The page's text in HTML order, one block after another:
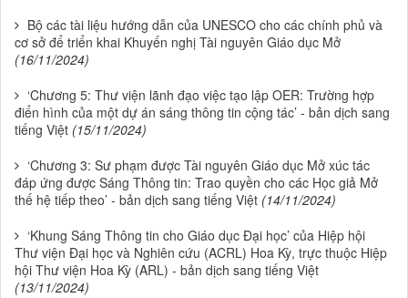
Bộ các tài liệu hướng dẫn của UNESCO cho các chính phủ và
cơ sở để triển khai Khuyến nghị Tài nguyên Giáo dục Mở
(16/11/2024)
‘Chương 5: Thư viện lãnh đạo việc tạo lập OER: Trường hợp
điển hình của một dự án sáng thông tin cộng tác’ - bản dịch sang
tiếng Việt (15/11/2024)
‘Chương 3: Sư phạm được Tài nguyên Giáo dục Mở xúc tác
đáp ứng được Sáng Thông tin: Trao quyền cho các Học giả Mở
thế hệ tiếp theo’ - bản dịch sang tiếng Việt (14/11/2024)
‘Khung Sáng Thông tin cho Giáo dục Đại học’ của Hiệp hội
Thư viện Đại học và Nghiên cứu (ACRL) Hoa Kỳ, trực thuộc Hiệp
hội Thư viện Hoa Kỳ (ARL) - bản dịch sang tiếng Việt
(13/11/2024)